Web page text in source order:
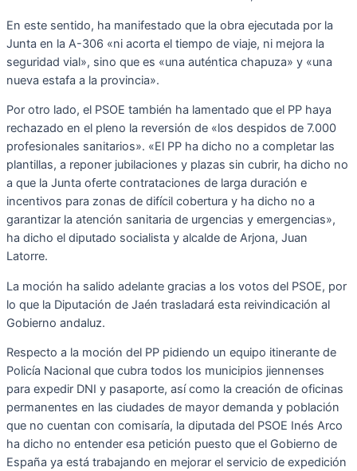
En este sentido, ha manifestado que la obra ejecutada por la
Junta en la A-306 «ni acorta el tiempo de viaje, ni mejora la
seguridad vial», sino que es «una auténtica chapuza» y «una
nueva estafa a la provincia».
Por otro lado, el PSOE también ha lamentado que el PP haya
rechazado en el pleno la reversión de «los despidos de 7.000
profesionales sanitarios». «El PP ha dicho no a completar las
plantillas, a reponer jubilaciones y plazas sin cubrir, ha dicho no
a que la Junta oferte contrataciones de larga duración e
incentivos para zonas de difícil cobertura y ha dicho no a
garantizar la atención sanitaria de urgencias y emergencias»,
ha dicho el diputado socialista y alcalde de Arjona, Juan
Latorre.
La moción ha salido adelante gracias a los votos del PSOE, por
lo que la Diputación de Jaén trasladará esta reivindicación al
Gobierno andaluz.
Respecto a la moción del PP pidiendo un equipo itinerante de
Policía Nacional que cubra todos los municipios jiennenses
para expedir DNI y pasaporte, así como la creación de oficinas
permanentes en las ciudades de mayor demanda y población
que no cuentan con comisaría, la diputada del PSOE Inés Arco
ha dicho no entender esa petición puesto que el Gobierno de
España ya está trabajando en mejorar el servicio de expedición